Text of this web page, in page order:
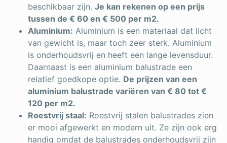
beschikbaar zijn. Je kan rekenen op een prijs
tussen de € 60 en € 500 per m2.
Aluminium: Aluminium is een materiaal dat licht
van gewicht is, maar toch zeer sterk. Aluminium
is onderhoudsvrij en heeft een lange levensduur.
Daarnaast is een aluminium balustrade een
relatief goedkope optie. De prijzen van een
aluminium balustrade variëren van € 80 tot €
120 per m2.
Roestvrij staal: Roestvrij stalen balustrades zien
er mooi afgewerkt en modern uit. Ze zijn ook erg
handig omdat de balustrades onderhoudsvrij zijn